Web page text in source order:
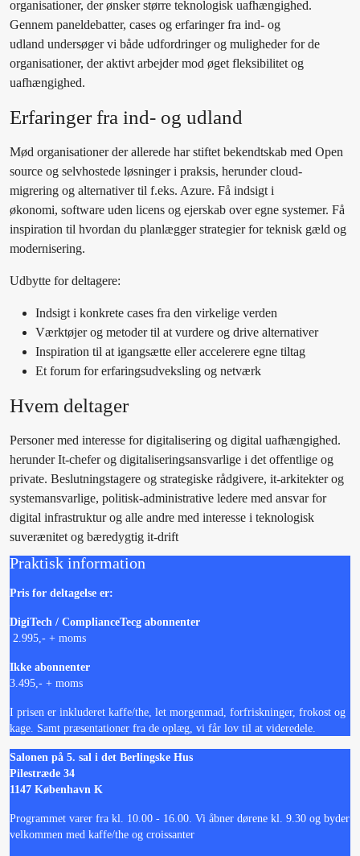
organisationer, der ønsker større teknologisk uafhængighed.
Gennem paneldebatter, cases og erfaringer fra ind- og
udland undersøger vi både udfordringer og muligheder for de
organisationer, der aktivt arbejder mod øget fleksibilitet og
uafhængighed.
Erfaringer fra ind- og udland
Mød organisationer der allerede har stiftet bekendtskab med Open
source og selvhostede løsninger i praksis, herunder cloud-
migrering og alternativer til f.eks. Azure. Få indsigt i
økonomi, software uden licens og ejerskab over egne systemer. Få
inspiration til hvordan du planlægger strategier for teknisk gæld og
modernisering.
Udbytte for deltagere:
Indsigt i konkrete cases fra den virkelige verden
Værktøjer og metoder til at vurdere og drive alternativer
Inspiration til at igangsætte eller accelerere egne tiltag
Et forum for erfaringsudveksling og netværk
Hvem deltager
Personer med interesse for digitalisering og digital uafhængighed.
herunder It-chefer og digitaliseringsansvarlige i det offentlige og
private. Beslutningstagere og strategiske rådgivere, it-arkitekter og
systemansvarlige, politisk-administrative ledere med ansvar for
digital infrastruktur og alle andre med interesse i teknologisk
suverænitet og bæredygtig it-drift
Praktisk information
Pris for deltagelse er:
DigiTech / ComplianceTecg abonnenter
2.995,- + moms
Ikke abonnenter
3.495,- + moms
I prisen er inkluderet kaffe/the, let morgenmad, forfriskninger, frokost og
kage. Samt præsentationer fra de oplæg, vi får lov til at videredele.
Salonen på 5. sal i det Berlingske Hus
Pilestræde 34
1147 København K
Programmet varer fra kl. 10.00 - 16.00. Vi åbner dørene kl. 9.30 og byder
velkommen med kaffe/the og croissanter